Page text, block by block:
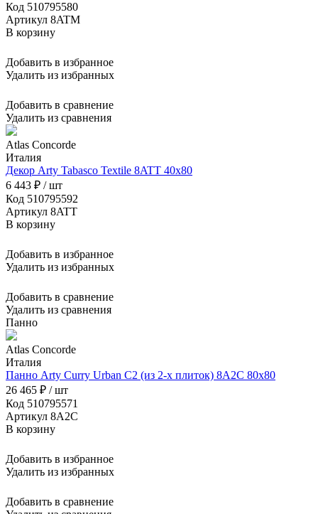
Код 510795580
Артикул 8ATM
В корзину
Добавить в избранное
Удалить из избранных
Добавить в сравнение
Удалить из сравнения
Atlas Concorde
Италия
Декор Arty Tabasco Textile 8ATT 40x80
6 443 ₽ / шт
Код 510795592
Артикул 8ATT
В корзину
Добавить в избранное
Удалить из избранных
Добавить в сравнение
Удалить из сравнения
Панно
Atlas Concorde
Италия
Панно Arty Curry Urban C2 (из 2-х плиток) 8A2C 80x80
26 465 ₽ / шт
Код 510795571
Артикул 8A2C
В корзину
Добавить в избранное
Удалить из избранных
Добавить в сравнение